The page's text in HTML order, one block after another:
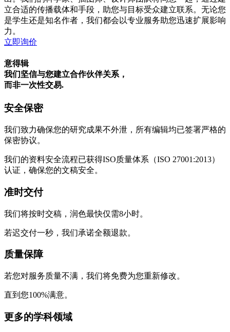
立合适的传播载体和手段，助您与目标受众建立联系。无论您
是学生还是知名作者，我们都会以专业服务助您迅速扩展影响
力。
立即询价
意得辑
我们坚信与您建立合作伙伴关系，
而非一次性交易.
安全保密
我们致力确保您的研究成果不外泄，所有编辑均已签署严格的
保密协议。
我们的资料安全流程已获得ISO质量体系（ISO 27001:2013）
认证，确保您的文稿安全。
准时交付
我们将按时交稿，润色最快仅需8小时。
若迟交付一秒，我们承诺全额退款。
质量保障
若您对服务质量不满，我们将免费为您重新修改。
直到您100%满意。
更多的学科领域